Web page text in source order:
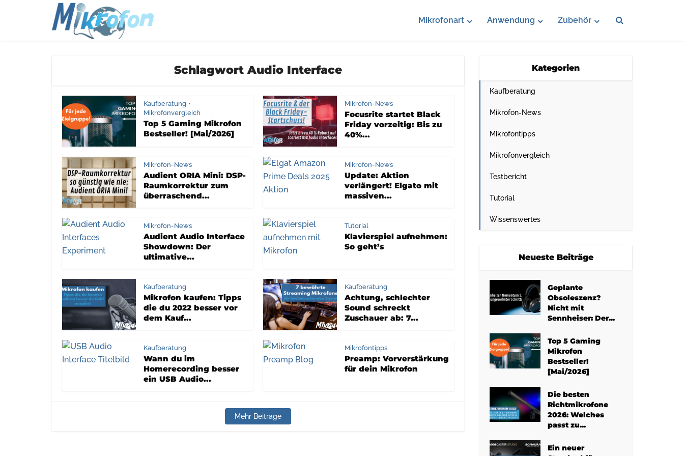
Mikrofonart Anwendung Zubehör
Schlagwort Audio Interface
Kaufberatung •
Mikrofonvergleich
Top 5 Gaming Mikrofon
Bestseller! [Mai/2026]
Mikrofon-News
Focusrite startet Black
Friday vorzeitig: Bis zu
40%...
Mikrofon-News
Audient ORIA Mini: DSP-
Raumkorrektur zum
überraschend...
Mikrofon-News
Update: Aktion
verlängert! Elgato mit
massiven...
Mikrofon-News
Audient Audio Interface
Showdown: Der
ultimative...
Tutorial
Klavierspiel aufnehmen:
So geht’s
Kaufberatung
Mikrofon kaufen: Tipps
die du 2022 besser vor
dem Kauf...
Kaufberatung
Achtung, schlechter
Sound schreckt
Zuschauer ab: 7...
Kaufberatung
Wann du im
Homerecording besser
ein USB Audio...
Mikrofontipps
Preamp: Vorverstärkung
für dein Mikrofon
Mehr Beiträge
Kategorien
Kaufberatung
Mikrofon-News
Mikrofontipps
Mikrofonvergleich
Testbericht
Tutorial
Wissenswertes
Neueste Beiträge
Geplante
Obsoleszenz?
Nicht mit
Sennheiser: Der...
Top 5 Gaming
Mikrofon
Bestseller!
[Mai/2026]
Die besten
Richtmikrofone
2026: Welches
passt zu...
Ein neuer